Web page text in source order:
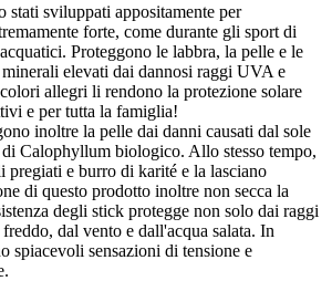
stati sviluppati appositamente per
forte, come durante gli sport di
Proteggono le labbra, la pelle e le
elevati dai dannosi raggi UVA e
allegri li rendono la protezione solare
e per tutta la famiglia!
inoltre la pelle dai danni causati dal sole
Calophyllum biologico. Allo stesso tempo,
pregiati e burro di karité e la lasciano
di questo prodotto inoltre non secca la
degli stick protegge non solo dai raggi
dal vento e dall'acqua salata. In
spiacevoli sensazioni di tensione e